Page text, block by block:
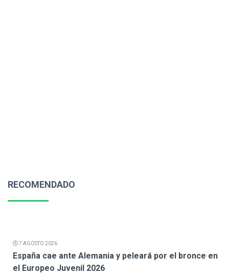
RECOMENDADO
7 AGOSTO 2026
España cae ante Alemania y peleará por el bronce en
el Europeo Juvenil 2026